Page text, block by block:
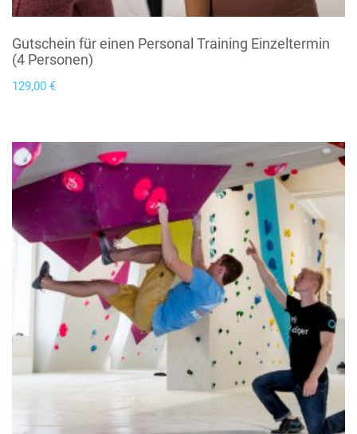
Gutschein für einen Personal Training Einzeltermin
(4 Personen)
129,00 €